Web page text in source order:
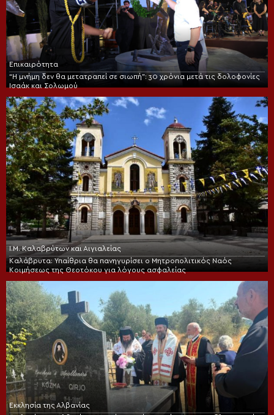
Επικαιρότητα
“Η μνήμη δεν θα μετατραπεί σε σιωπή”: 30 χρόνια μετά τις δολοφονίες
Ισαάκ και Σολωμού
Ι.Μ. Καλαβρύτων και Αιγιαλείας
Καλάβρυτα: Υπαίθρια θα πανηγυρίσει ο Μητροπολιτικός Ναός
Κοιμήσεως της Θεοτόκου για λόγους ασφαλείας
Εκκλησία της Αλβανίας